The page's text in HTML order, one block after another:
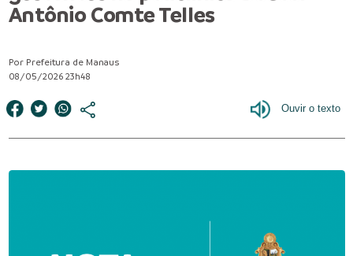
Antônio Comte Telles
Por Prefeitura de Manaus
08/05/2026 23h48